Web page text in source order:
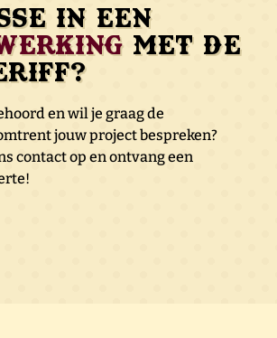
in een
met de
en wil je graag de
jouw project bespreken?
contact op en ontvang een